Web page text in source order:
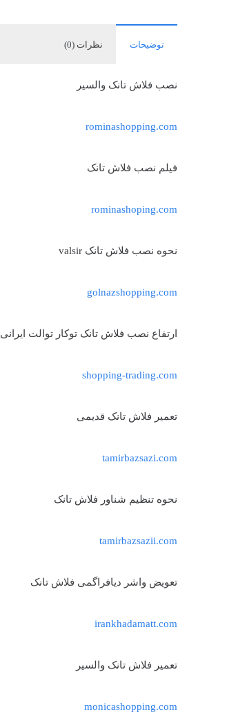
توضیحات نظرات (0)
نصب فلاش تانک والسیر
rominashopping.com
فیلم نصب فلاش تانک
rominashoping.com
نحوه نصب فلاش تانک valsir
golnazshopping.com
ارتفاع نصب فلاش تانک توکار توالت ایرانی
shopping-trading.com
تعمیر فلاش تانک قدیمی
tamirbazsazi.com
نحوه تنظیم شناور فلاش تانک
tamirbazsazii.com
تعویض واشر دیافراگمی فلاش تانک
irankhadamatt.com
تعمیر فلاش تانک والسیر
monicashopping.com